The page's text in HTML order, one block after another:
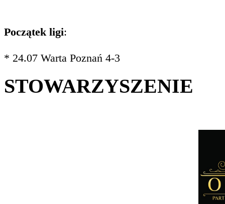
Początek ligi:
* 24.07 Warta Poznań 4-3
STOWARZYSZENIE